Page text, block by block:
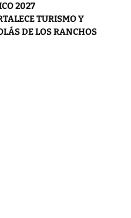
2027
TURISMO Y
DE LOS RANCHOS